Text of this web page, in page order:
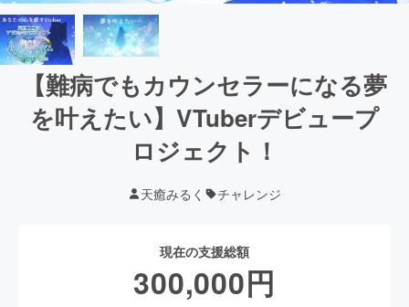
【難病でもカウンセラーになる夢
を叶えたい】VTuberデビュープ
ロジェクト！
天癒みるく チャレンジ
現在の支援総額
300,000円